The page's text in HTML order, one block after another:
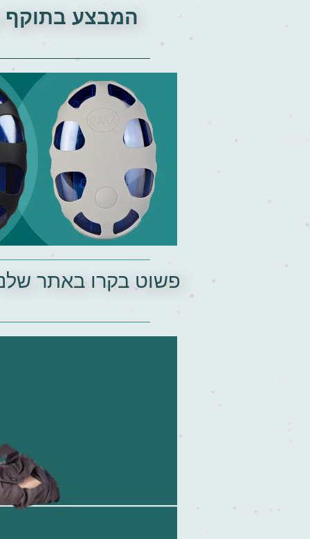
המבצע בתוקף
פשוט בקרו באתר